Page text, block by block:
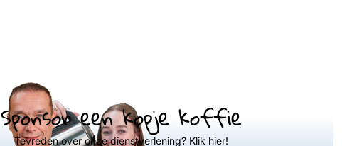
Sponsor een kopje koffie
Tevreden over onze dienstverlening? Klik hier!